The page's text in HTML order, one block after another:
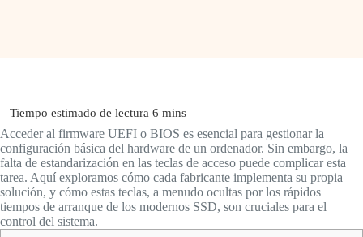
Acceder al firmware UEFI o BIOS es esencial para gestionar la
configuración básica del hardware de un ordenador. Sin embargo, la
falta de estandarización en las teclas de acceso puede complicar esta
tarea. Aquí exploramos cómo cada fabricante implementa su propia
solución, y cómo estas teclas, a menudo ocultas por los rápidos
tiempos de arranque de los modernos SSD, son cruciales para el
control del sistema.